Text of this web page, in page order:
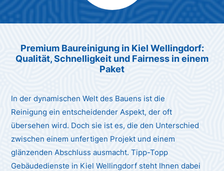
Max Mustermann
Premium Baureinigung in Kiel Wellingdorf:
Qualität, Schnelligkeit und Fairness in einem
Paket
In der dynamischen Welt des Bauens ist die
Reinigung ein entscheidender Aspekt, der oft
übersehen wird. Doch sie ist es, die den Unterschied
zwischen einem unfertigen Projekt und einem
glänzenden Abschluss ausmacht. Tipp-Topp
Gebäudedienste in Kiel Wellingdorf steht Ihnen dabei